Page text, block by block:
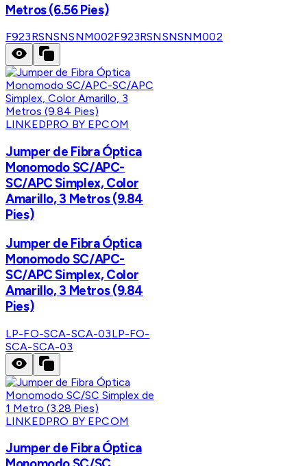
Metros (6.56 Pies)
F923RSNSNSNM002F923RSNSNSNM002
LINKEDPRO BY EPCOM
Jumper de Fibra Óptica
Monomodo SC/APC-
SC/APC Simplex, Color
Amarillo, 3 Metros (9.84
Pies)
Jumper de Fibra Óptica
Monomodo SC/APC-
SC/APC Simplex, Color
Amarillo, 3 Metros (9.84
Pies)
LP-FO-SCA-SCA-03LP-FO-
SCA-SCA-03
LINKEDPRO BY EPCOM
Jumper de Fibra Óptica